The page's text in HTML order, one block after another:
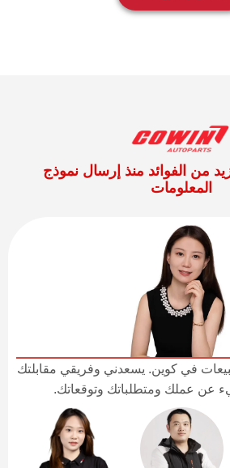
من الفوائد منذ إرسال نموذج
المعلومات
في كوين. يسعدني وفريقي مقابلتك
عن عملك ومتطلباتك وتوقعاتك.